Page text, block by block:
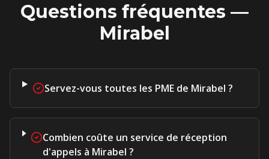
Questions fréquentes —
Mirabel
Servez-vous toutes les PME de Mirabel ?
Combien coûte un service de réception
d'appels à Mirabel ?